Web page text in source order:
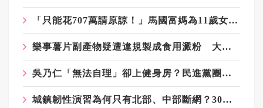
「只能花707萬請原諒！」馬國富媽為11歲女兒慶生送車送勞力士掀熱議
樂事薯片副產物疑遭違規製成食用澱粉 大陸多地查封涉案工廠
吳乃仁「無法自理」卻上健身房？民進黨團：運動有助健康、不衝突
城鎮韌性演習為何只有北部、中部斷網？30分鐘測什麼看這裡